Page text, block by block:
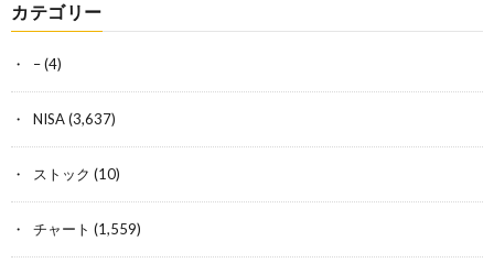
カテゴリー
–(4)
NISA(3,637)
ストック (10)
チャート (1,559)